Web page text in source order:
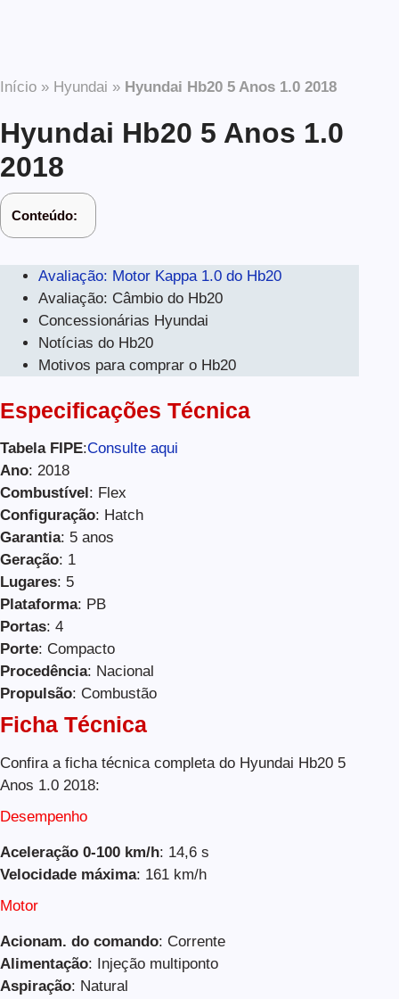
Início » Hyundai » Hyundai Hb20 5 Anos 1.0 2018
Hyundai Hb20 5 Anos 1.0
2018
Conteúdo:
Avaliação: Motor Kappa 1.0 do Hb20
Avaliação: Câmbio do Hb20
Concessionárias Hyundai
Notícias do Hb20
Motivos para comprar o Hb20
Especificações Técnica
Tabela FIPE:Consulte aqui
Ano: 2018
Combustível : Flex
Configuração: Hatch
Garantia: 5 anos
Geração: 1
Lugares: 5
Plataforma: PB
Portas: 4
Porte: Compacto
Procedência: Nacional
Propulsão: Combustão
Ficha Técnica
Confira a ficha técnica completa do Hyundai Hb20 5
Anos 1.0 2018:
Desempenho
Aceleração 0-100 km/h: 14,6 s
Velocidade máxima: 161 km/h
Motor
Acionam. do comando: Corrente
Alimentação: Injeção multiponto
Aspiração: Natural